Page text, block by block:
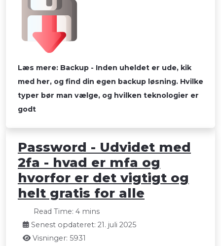
Læs mere: Backup - Inden uheldet er ude, kik
med her, og find din egen backup løsning. Hvilke
typer bør man vælge, og hvilken teknologier er
godt
Password - Udvidet med
2fa - hvad er mfa og
hvorfor er det vigtigt og
helt gratis for alle
Read Time: 4 mins
Senest opdateret: 21. juli 2025
Visninger: 5931